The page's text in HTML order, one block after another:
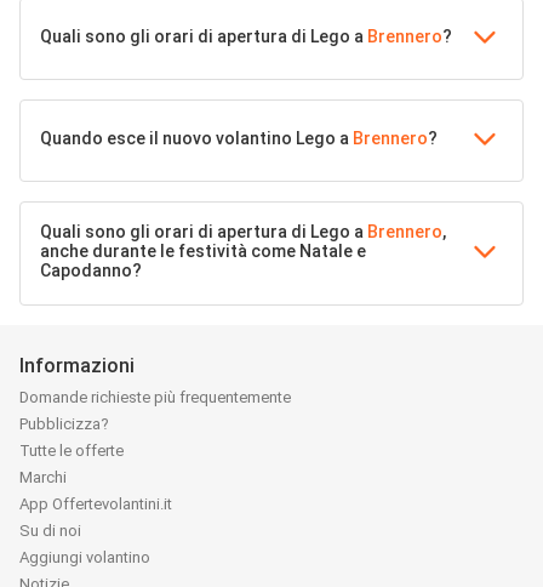
Quali sono gli orari di apertura di Lego a Brennero?
Quando esce il nuovo volantino Lego a Brennero?
Quali sono gli orari di apertura di Lego a Brennero,
anche durante le festività come Natale e
Capodanno?
Informazioni
Domande richieste più frequentemente
Pubblicizza?
Tutte le offerte
Marchi
App Offertevolantini.it
Su di noi
Aggiungi volantino